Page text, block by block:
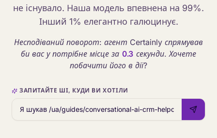
не існувало. Наша модель впевнена на 99%.
Інший 1% елегантно галюцинує.
Несподіваний поворот: агент Certainly спрямував
би вас у потрібне місце за 0.3 секунди. Хочете
побачити його в дії?
ЗАПИТАЙТЕ ШІ, КУДИ ВИ ХОТІЛИ